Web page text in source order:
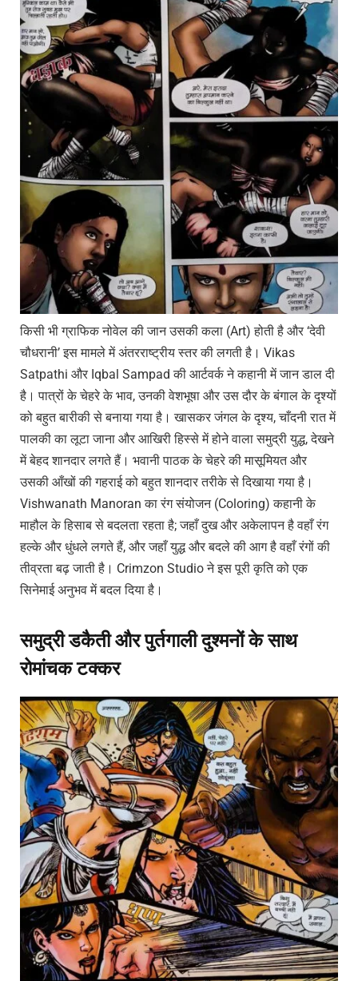
किसी भी ग्राफिक नोवेल की जान उसकी कला (Art) होती है और ‘देवी
चौधरानी’ इस मामले में अंतरराष्ट्रीय स्तर की लगती है। Vikas
Satpathi और Iqbal Sampad की आर्टवर्क ने कहानी में जान डाल दी
है। पात्रों के चेहरे के भाव, उनकी वेशभूषा और उस दौर के बंगाल के दृश्यों
को बहुत बारीकी से बनाया गया है। खासकर जंगल के दृश्य, चाँदनी रात में
पालकी का लूटा जाना और आखिरी हिस्से में होने वाला समुद्री युद्ध, देखने
में बेहद शानदार लगते हैं। भवानी पाठक के चेहरे की मासूमियत और
उसकी आँखों की गहराई को बहुत शानदार तरीके से दिखाया गया है।
Vishwanath Manoran का रंग संयोजन (Coloring) कहानी के
माहौल के हिसाब से बदलता रहता है; जहाँ दुख और अकेलापन है वहाँ रंग
हल्के और धुंधले लगते हैं, और जहाँ युद्ध और बदले की आग है वहाँ रंगों की
तीव्रता बढ़ जाती है। Crimzon Studio ने इस पूरी कृति को एक
सिनेमाई अनुभव में बदल दिया है।
समुद्री डकैती और पुर्तगाली दुश्मनों के साथ
रोमांचक टक्कर